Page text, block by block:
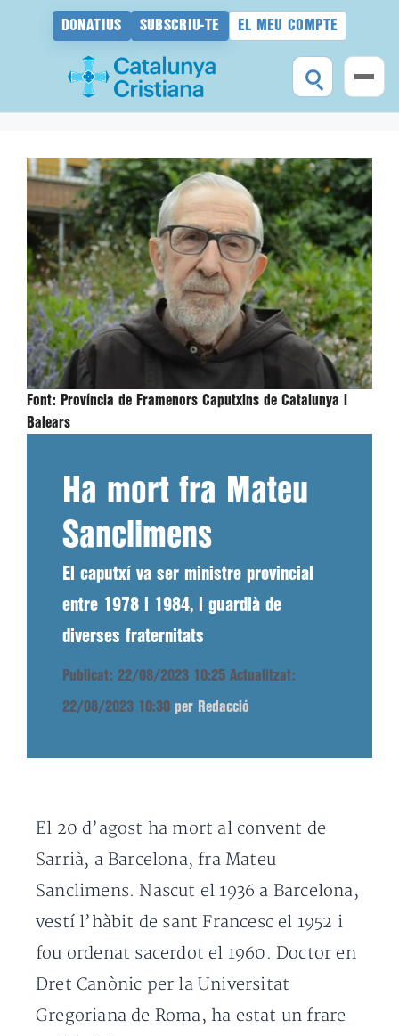
DONATIUS SUBSCRIU-TE EL MEU COMPTE
contingut
Font: Província de Framenors Caputxins de Catalunya i
Balears
Ha mort fra Mateu
Sanclimens
El caputxí va ser ministre provincial
entre 1978 i 1984, i guardià de
diverses fraternitats
Publicat: 22/08/2023 10:25 Actualitzat:
22/08/2023 10:30 per Redacció
El 20 d’agost ha mort al convent de
Sarrià, a Barcelona, fra Mateu
Sanclimens. Nascut el 1936 a Barcelona,
vestí l’hàbit de sant Francesc el 1952 i
fou ordenat sacerdot el 1960. Doctor en
Dret Canònic per la Universitat
Gregoriana de Roma, ha estat un frare